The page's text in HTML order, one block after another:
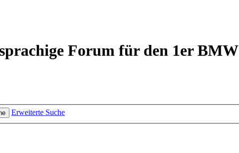
Forum für den 1er BMW
Erweiterte Suche